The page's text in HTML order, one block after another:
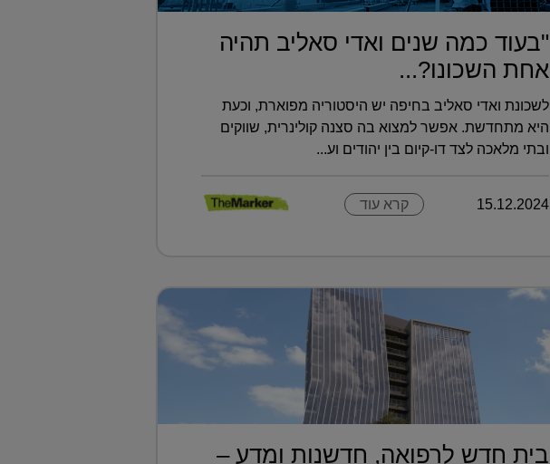
"בעוד כמה שנים ואדי סאליב תהיה
אחת השכונו?...
לשכונת ואדי סאליב בחיפה יש היסטוריה מפוארת, וכעת
היא מתחדשת. אפשר למצוא בה סצנה קולינרית, שווקים
ובתי מלאכה לצד דו-קיום בין יהודים וע...
15.12.2024 קרא עוד
בית חדש לרפואה, חדשנות ומדע –